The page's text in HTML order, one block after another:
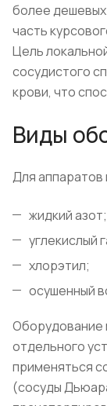
более дешевых
часть
Цель
сосудистого
крови, что
Виды
Для аппаратов
жидкий азот;
углекислый
хлорэтил;
осушенный
Оборудование
отдельного
применяться
(сосуды